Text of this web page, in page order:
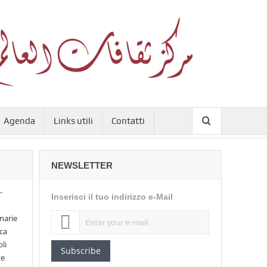
Agenda Links utili Contatti
NEWSLETTER
Inserisci il tuo indirizzo e-Mail
Subscribe